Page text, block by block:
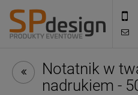
Notatnik w
nadrukiem -